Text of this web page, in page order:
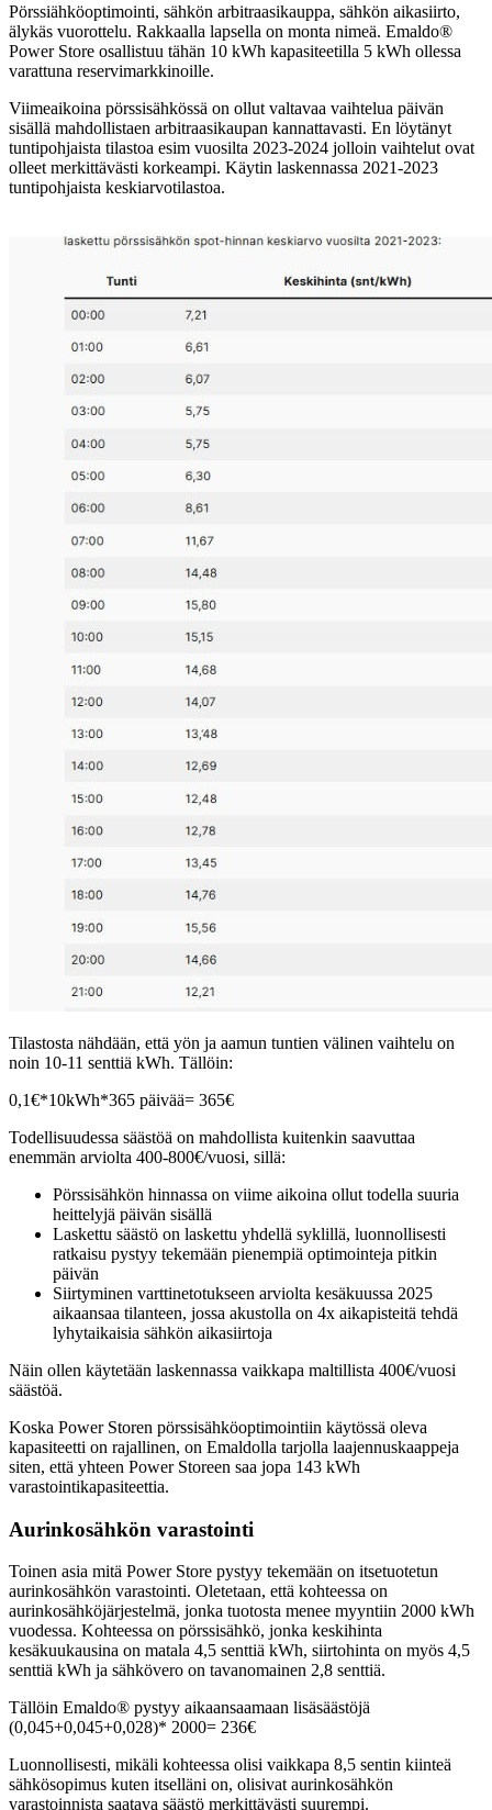
Pörssiähköoptimointi, sähkön arbitraasikauppa, sähkön aikasiirto,
älykäs vuorottelu. Rakkaalla lapsella on monta nimeä. Emaldo®
Power Store osallistuu tähän 10 kWh kapasiteetilla 5 kWh ollessa
varattuna reservimarkkinoille.
Viimeaikoina pörssisähkössä on ollut valtavaa vaihtelua päivän
sisällä mahdollistaen arbitraasikaupan kannattavasti. En löytänyt
tuntipohjaista tilastoa esim vuosilta 2023-2024 jolloin vaihtelut ovat
olleet merkittävästi korkeampi. Käytin laskennassa 2021-2023
tuntipohjaista keskiarvotilastoa.
Tilastosta nähdään, että yön ja aamun tuntien välinen vaihtelu on
noin 10-11 senttiä kWh. Tällöin:
0,1€*10kWh*365 päivää= 365€
Todellisuudessa säästöä on mahdollista kuitenkin saavuttaa
enemmän arviolta 400-800€/vuosi, sillä:
Pörssisähkön hinnassa on viime aikoina ollut todella suuria
heittelyjä päivän sisällä
Laskettu säästö on laskettu yhdellä syklillä, luonnollisesti
ratkaisu pystyy tekemään pienempiä optimointeja pitkin
päivän
Siirtyminen varttinetotukseen arviolta kesäkuussa 2025
aikaansaa tilanteen, jossa akustolla on 4x aikapisteitä tehdä
lyhytaikaisia sähkön aikasiirtoja
Näin ollen käytetään laskennassa vaikkapa maltillista 400€/vuosi
säästöä.
Koska Power Storen pörssisähköoptimointiin käytössä oleva
kapasiteetti on rajallinen, on Emaldolla tarjolla laajennuskaappeja
siten, että yhteen Power Storeen saa jopa 143 kWh
varastointikapasiteettia.
Aurinkosähkön varastointi
Toinen asia mitä Power Store pystyy tekemään on itsetuotetun
aurinkosähkön varastointi. Oletetaan, että kohteessa on
aurinkosähköjärjestelmä, jonka tuotosta menee myyntiin 2000 kWh
vuodessa. Kohteessa on pörssisähkö, jonka keskihinta
kesäkuukausina on matala 4,5 senttiä kWh, siirtohinta on myös 4,5
senttiä kWh ja sähkövero on tavanomainen 2,8 senttiä.
Tällöin Emaldo® pystyy aikaansaamaan lisäsäästöjä
(0,045+0,045+0,028)* 2000= 236€
Luonnollisesti, mikäli kohteessa olisi vaikkapa 8,5 sentin kiinteä
sähkösopimus kuten itselläni on, olisivat aurinkosähkön
varastoinnista saatava säästö merkittävästi suurempi.